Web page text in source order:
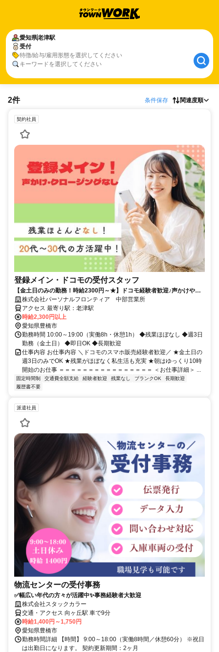
愛知県老津駅
受付
特徴/給与/雇用形態を選択してください
キーワードを選択してください
2件 条件保存 関連度順
契約社員
登録メイン・ドコモの受付スタッフ
【金土日のみの勤務！時給2300円～★】ドコモ経験者歓迎♪声かけやク
ロージングはナシ！
株式会社パーソナルフロンティア 中部営業所
アクセス 最寄り駅：老津駅
時給2,300円以上
愛知県豊橋市
勤務時間 10:00～19:00（実働8h・休憩1h） ◆残業ほぼなし ◆週3日
勤務（金土日） ◆即日OK ◆長期歓迎
仕事内容 お仕事内容 ＼ドコモのスマホ販売経験者歓迎／ ★金土日の
週3日のみでOK ★残業がほぼなく私生活も充実 ★朝はゆっくり10時
開始のお仕事 ＝＝＝＝＝＝＝＝＝＝＝＝＝＝＝＝ ＜お仕事詳細＞ ...
固定時間制 交通費全額支給 経験者歓迎 残業なし ブランクOK
長期歓迎
履歴書不要
派遣社員
物流センターの受付事務
✅幅広い年代の方々が活躍中✨事務経験者大歓迎
株式会社スタックカラー
交通・アクセス 向ヶ丘駅 車で9分
時給1,400円～1,750円
愛知県豊橋市
勤務時間詳細 【時間】 9:00～18:00（実働8時間／休憩60分） ※祝日
は出勤日になります。 契約更新期間：2ヶ月